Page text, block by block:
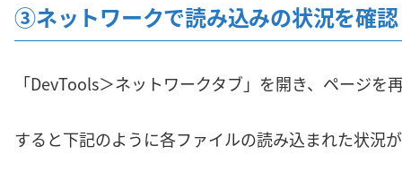
③ネットワークで読み込みの状況を確
「DevTools＞ネットワークタブ」を開き、ページを
すると下記のように各ファイルの読み込まれた状況